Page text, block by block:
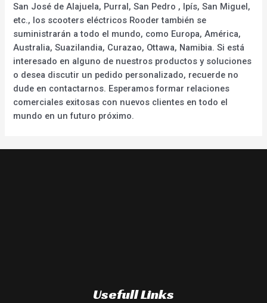
San José de Alajuela, Purral, San Pedro , Ipís, San Miguel,
etc., los scooters eléctricos Rooder también se
suministrarán a todo el mundo, como Europa, América,
Australia, Suazilandia, Curazao, Ottawa, Namibia. Si está
interesado en alguno de nuestros productos y soluciones
o desea discutir un pedido personalizado, recuerde no
dude en contactarnos. Esperamos formar relaciones
comerciales exitosas con nuevos clientes en todo el
mundo en un futuro próximo.
Usefull Links